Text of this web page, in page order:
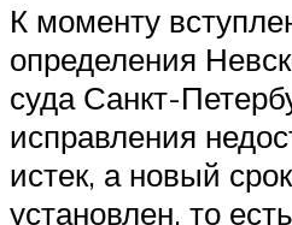
К моменту
определения
суда Санкт-
исправления
истек, а новый
установлен, то